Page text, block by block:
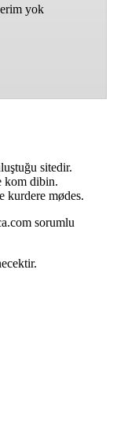
yok
sitedir.
kom dibin.
kurdere mødes.
sorumlu